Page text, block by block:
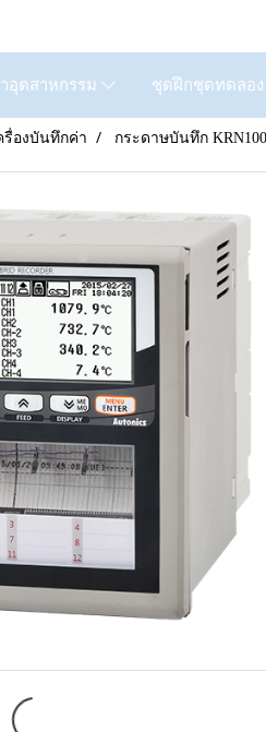
อุตสาหกรรม ชุดฝึกชุดทดลอ
รื่องบันทึกค่า กระดาษบันทึก KRN100